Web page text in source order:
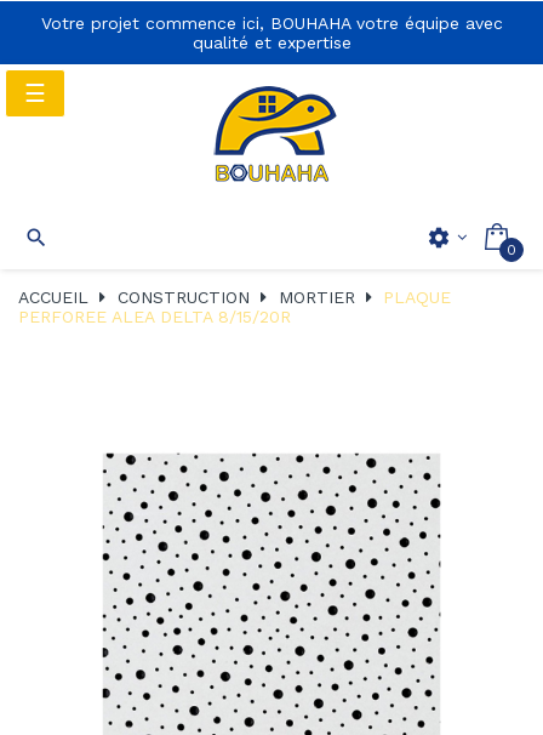
Votre projet commence ici, BOUHAHA votre équipe avec
qualité et expertise

navigation
settings 0
Basculer
la
☰
ACCUEIL CONSTRUCTION MORTIER
PLAQUE
PERFOREE ALEA DELTA 8/15/20R